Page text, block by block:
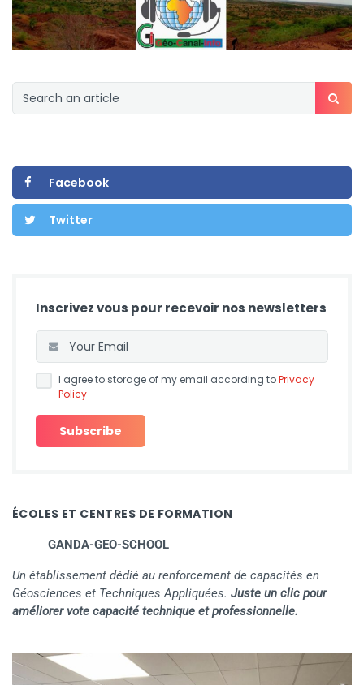
Facebook
Twitter
Inscrivez vous pour recevoir nos newsletters
I agree to storage of my email according toPrivacy
Policy
ÉCOLES ET CENTRES DE FORMATION
GANDA-GEO-SCHOOL
Un établissement dédié au renforcement de capacités en
Géosciences et Techniques Appliquées. Juste un clic pour
améliorer vote capacité technique et professionnelle.